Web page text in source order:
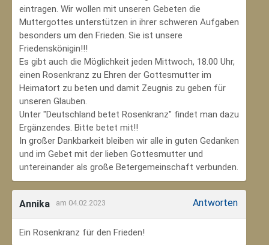
eintragen. Wir wollen mit unseren Gebeten die
Muttergottes unterstützen in ihrer schweren Aufgaben
besonders um den Frieden. Sie ist unsere
Friedenskönigin!!!
Es gibt auch die Möglichkeit jeden Mittwoch, 18.00 Uhr,
einen Rosenkranz zu Ehren der Gottesmutter im
Heimatort zu beten und damit Zeugnis zu geben für
unseren Glauben.
Unter "Deutschland betet Rosenkranz" findet man dazu
Ergänzendes. Bitte betet mit!!
In großer Dankbarkeit bleiben wir alle in guten Gedanken
und im Gebet mit der lieben Gottesmutter und
untereinander als große Betergemeinschaft verbunden.
Annika am 04.02.2023 Antworten
Ein Rosenkranz für den Frieden!